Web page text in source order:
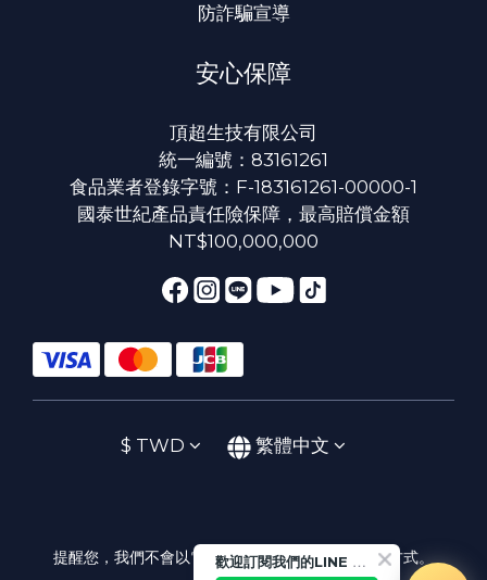
防詐騙宣導
安心保障
頂超生技有限公司
統一編號：83161261
食品業者登錄字號：F-183161261-00000-1
國泰世紀產品責任險保障，最高賠償金額
NT$100,000,000
$ TWD 繁體中文
提醒您，我們不會以電話或簡訊方式通知變更付款方式。
歡迎訂閱我們的LINE 官方帳號